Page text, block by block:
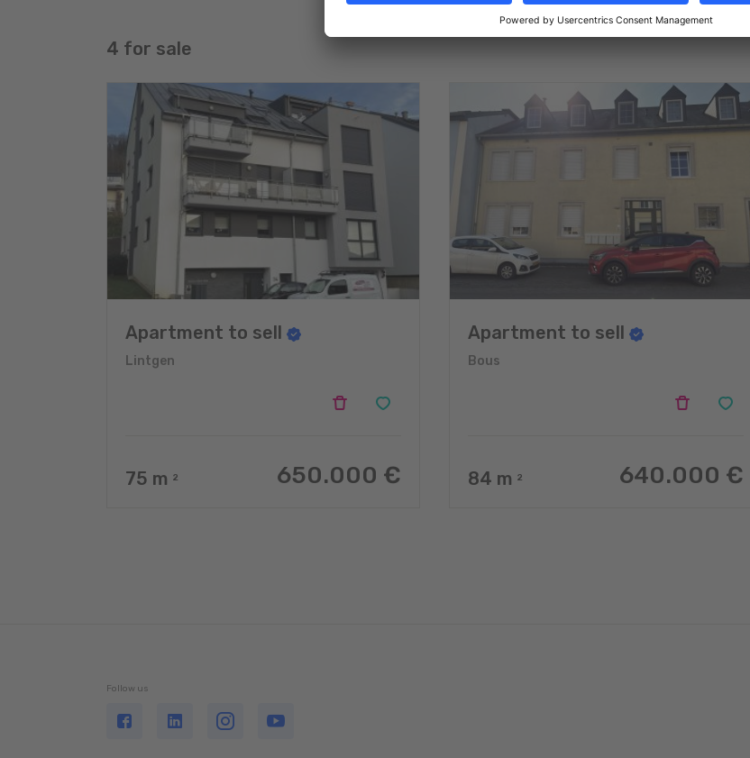
4 for sale
Apartment to sell
Lintgen
75 m 2 650.000 €
Apartment to sell
Bous
84 m 2 640.000 €
Follow us